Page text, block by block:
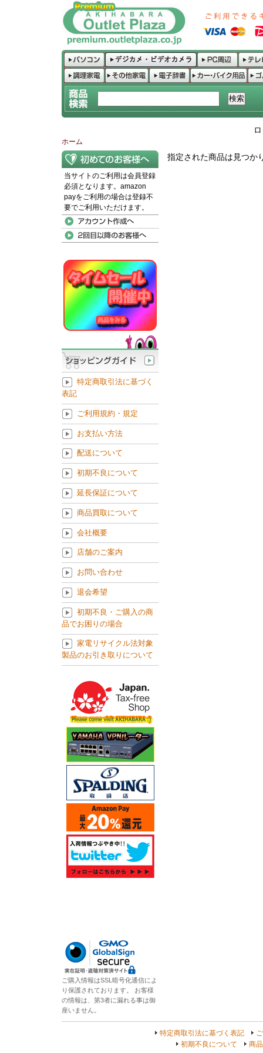
ホーム
指定された商品は見つか
当サイトのご利用は会員登録
必須となります。amazon
payをご利用の場合は登録不
要でご利用いただけます。
特定商取引法に基づく
表記
ご利用規約・規定
お支払い方法
配送について
初期不良について
延長保証について
商品買取について
会社概要
店舗のご案内
お問い合わせ
退会希望
初期不良・ご購入の商
品でお困りの場合
家電リサイクル法対象
製品のお引き取りについて
ご購入情報はSSL暗号化通信によ
り保護されております。 お客様
の情報は、第3者に漏れる事は御
座いません。
特定商取引法に基づく表記
初期不良について
商